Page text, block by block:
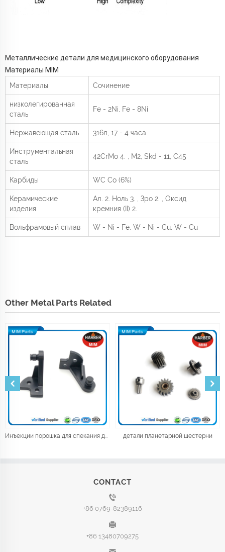
Металлические детали для медицинского оборудования
Материалы MIM
Материалы
Сочинение
низколегированная
сталь
Fe - 2Ni, Fe - 8Ni
Нержавеющая сталь 316л, 17 - 4 часа
Инструментальная
сталь
42CrMo 4. , M2, Skd - 11, C45
Карбиды WC Co (6%)
Керамические
изделия
Ал. 2. Ноль 3. , Зро 2.
, Оксид
кремния (II) 2.
Вольфрамовый сплав W - Ni - Fe, W - Ni - Cu, W - Cu
Other Metal Parts Related
Инъекции порошка для спекания деталей механизма электромобиля детали планетарной шестерни
CONTACT
+86 0769-82389116
+86 13480709275